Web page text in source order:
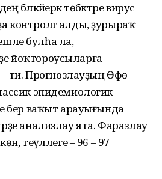
төбәктәре вирус
контролгә алды, ҙурыраҡ
булһа ла,
йоҡтороусыларға
– ти. Прогнозлауҙың Өфө
эпидемиологик
бер ваҡыт арауығында
анализлау ята. Фаразлау
теүәллеге – 96 – 97